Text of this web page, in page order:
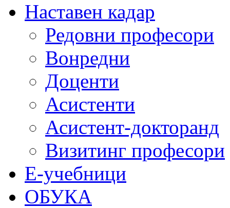
Наставен кадар
Редовни професори
Вонредни
Доценти
Асистенти
Асистент-докторанд
Визитинг професори
Е-учебници
ОБУКА